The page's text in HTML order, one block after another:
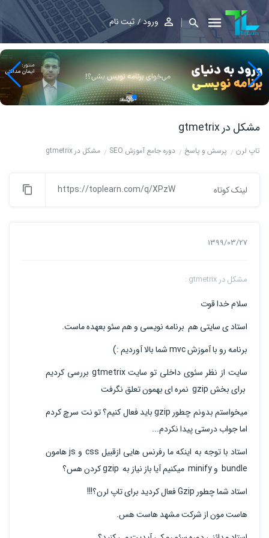
ورود ثبت نام
مشکل در gtmetrix
تاپ لرن پرسش و پاسخ دوره جامع آموزش SEO مشکل در gtmetrix
لینک کوتاه https://toplearn.com/q/XPzW
1399/03/27
مشکل در gtmetrix :
سلام خدا قوت
استاد ی سایتی هم برنامه نویسی و هم سئو بعهده ماست.
برنامه رو با آموزش mvc شما بالا آوردیم :)
سایت از نظر سئوی داخلی تو سایت gtmetrix بررسی کردیم
برای بخش gzip نمره ای بهمون تعلق نگرفت
میخواستم بدونم چطور gzip باید فعال کنیم؟ تو نت سرچ کردم
اما جواب درستی پیدا نکردم...
استاد با توجه به اینکه ما رفرنس هایی ازقبیل css و js هامون
bundle و minify میکنیم آیا باز نیاز به gzip کردن هس؟
استاد شما چطور Gzip فعال کردید برای تاپ لرن؟!!!
هاست مون از شرکت مشهد هاست هس.